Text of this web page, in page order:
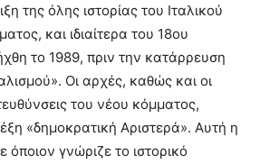
της όλης ιστορίας του Ιταλικού
και ιδιαίτερα του 18ου
το 1989, πριν την κατάρρευση
Οι αρχές, καθώς και οι
του νέου κόμματος,
«δημοκρατική Αριστερά». Αυτή η
όποιον γνώριζε το ιστορικό